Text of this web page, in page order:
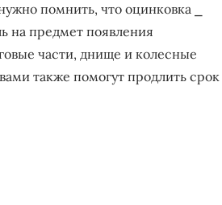
помнить, что оцинковка ⎯
на предмет появления
части, днище и колесные
также помогут продлить срок